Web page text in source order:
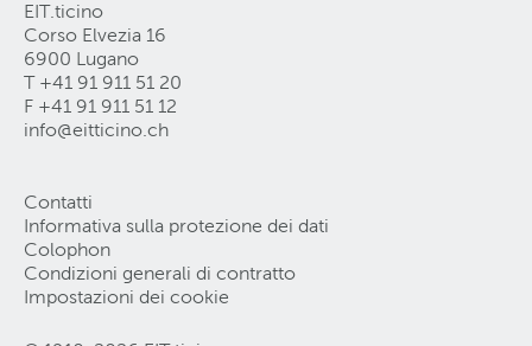
EIT.ticino
Corso Elvezia 16
6900 Lugano
T +41 91 911 51 20
F +41 91 911 51 12
info@eitticino ch
Contatti
Informativa sulla protezione dei dati
Colophon
Condizioni generali di contratto
Impostazioni dei cookie